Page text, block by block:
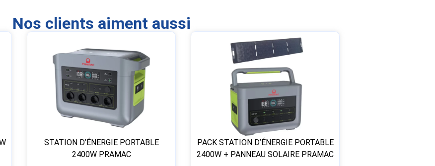
Nos clients aiment aussi
STATION D’ÉNERGIE PORTABLE
2400W PRAMAC
PACK STATION D’ÉNERGIE PORTABLE
2400W + PANNEAU SOLAIRE PRAMAC